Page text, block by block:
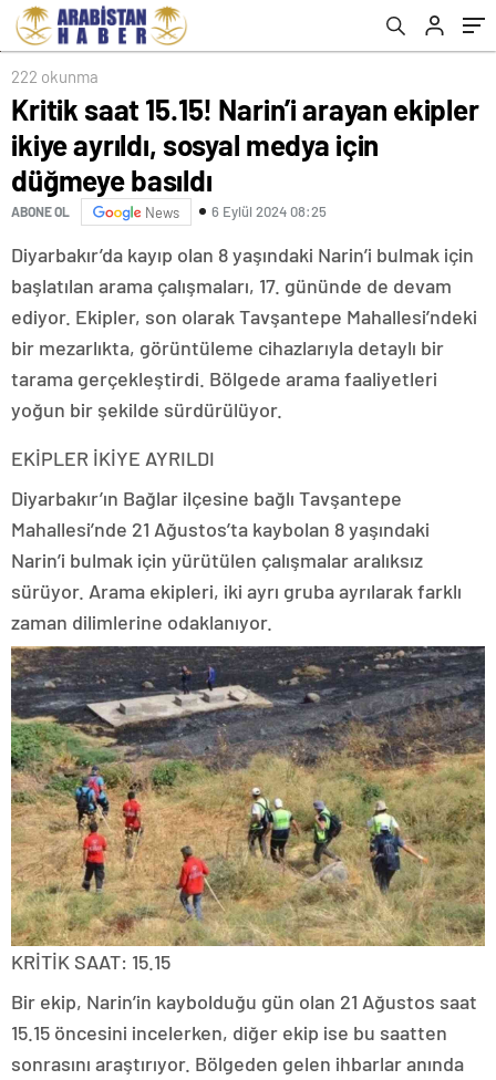
222 okunma
Kritik saat 15.15! Narin’i arayan ekipler
ikiye ayrıldı, sosyal medya için
düğmeye basıldı
ABONE OL News 6 Eylül 2024 08:25
Diyarbakır’da kayıp olan 8 yaşındaki Narin’i bulmak için
başlatılan arama çalışmaları, 17. gününde de devam
ediyor. Ekipler, son olarak Tavşantepe Mahallesi’ndeki
bir mezarlıkta, görüntüleme cihazlarıyla detaylı bir
tarama gerçekleştirdi. Bölgede arama faaliyetleri
yoğun bir şekilde sürdürülüyor.
EKİPLER İKİYE AYRILDI
Diyarbakır’ın Bağlar ilçesine bağlı Tavşantepe
Mahallesi’nde 21 Ağustos’ta kaybolan 8 yaşındaki
Narin’i bulmak için yürütülen çalışmalar aralıksız
sürüyor. Arama ekipleri, iki ayrı gruba ayrılarak farklı
zaman dilimlerine odaklanıyor.
KRİTİK SAAT: 15.15
Bir ekip, Narin’in kaybolduğu gün olan 21 Ağustos saat
15.15 öncesini incelerken, diğer ekip ise bu saatten
sonrasını araştırıyor. Bölgeden gelen ihbarlar anında